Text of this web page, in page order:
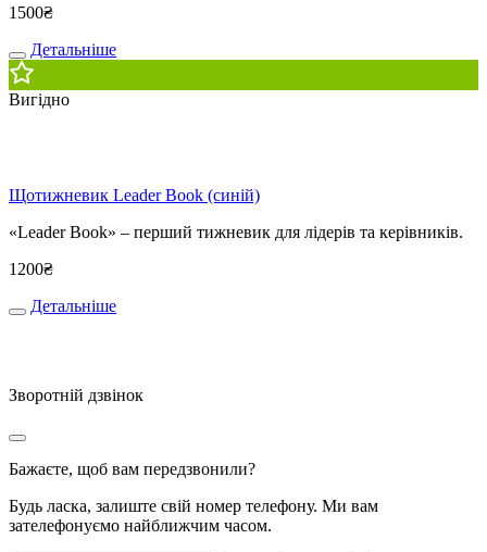
1500₴
Детальніше
Вигідно
Щотижневик Leader Book (синій)
«Leader Book» – перший тижневик для лідерів та керівників.
1200₴
Детальніше
Зворотній дзвінок
Бажаєте, щоб вам передзвонили?
Будь ласка, залиште свій номер телефону. Ми вам
зателефонуємо найближчим часом.